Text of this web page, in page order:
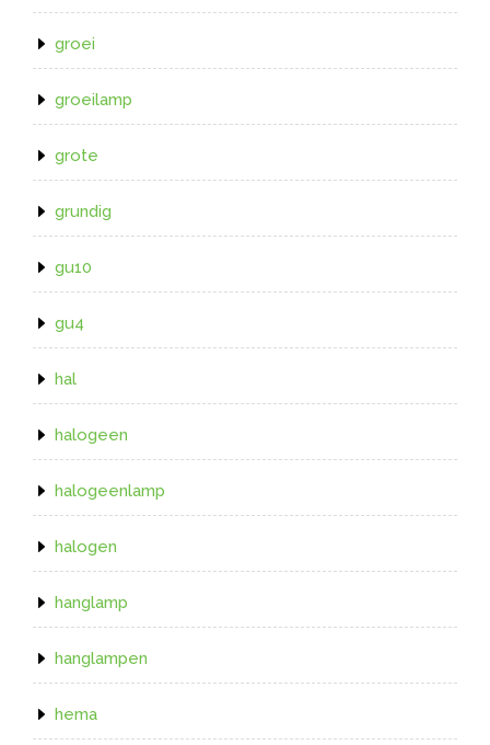
groei
groeilamp
grote
grundig
gu10
gu4
hal
halogeen
halogeenlamp
halogen
hanglamp
hanglampen
hema